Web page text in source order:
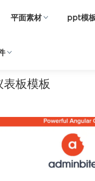
平面素材 ppt模
板模板